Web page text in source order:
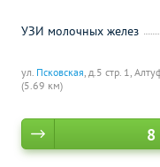
ул. Псковская, д.5 стр. 1,
(5.69 км)
УЗИ молочных желез
8